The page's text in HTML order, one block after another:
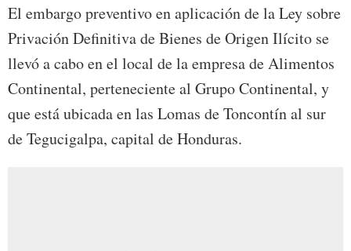
El embargo preventivoen aplicación de la Ley sobre
Privación Definitiva de Bienes de Origen Ilícito se
llevó a cabo en el local de la empresa de Alimentos
Continental, perteneciente al Grupo Continental, y
que está ubicadaen las Lomas de Toncontínal sur
de Tegucigalpa, capital de Honduras.